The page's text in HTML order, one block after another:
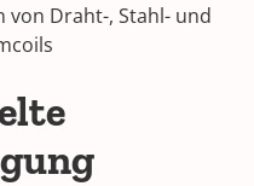
von Draht-, Stahl- und